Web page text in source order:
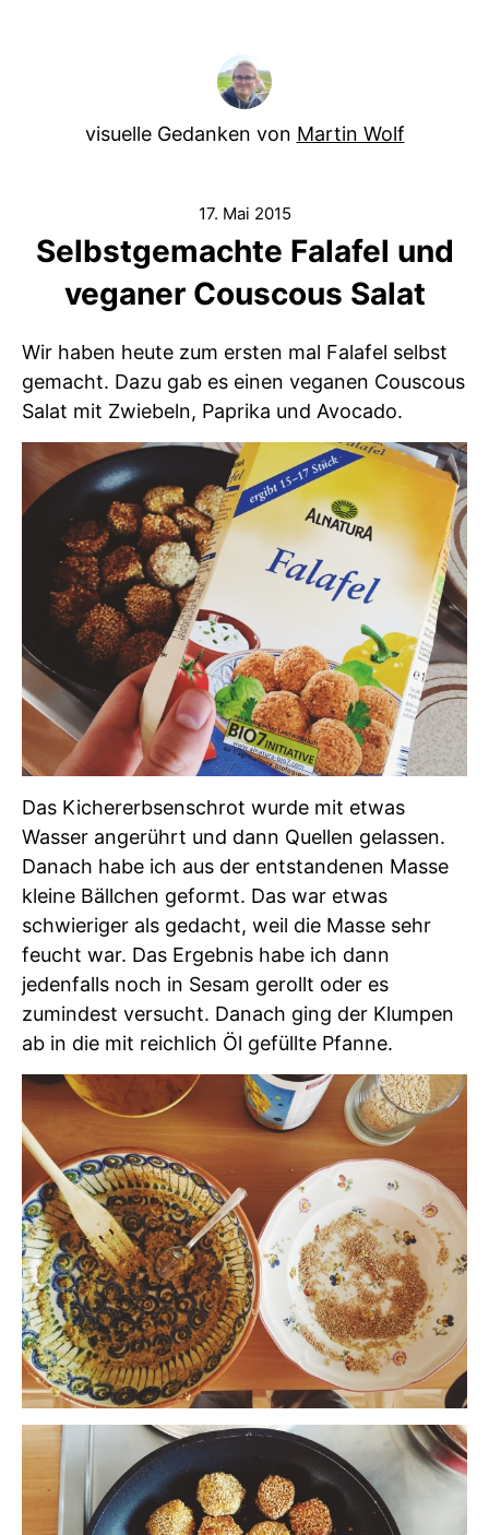
visuelle Gedanken von Martin Wolf
17. Mai 2015
Selbstgemachte Falafel und
veganer Couscous Salat
Wir haben heute zum ersten mal Falafel selbst
gemacht. Dazu gab es einen veganen Couscous
Salat mit Zwiebeln, Paprika und Avocado.
Das Kichererbsenschrot wurde mit etwas
Wasser angerührt und dann Quellen gelassen.
Danach habe ich aus der entstandenen Masse
kleine Bällchen geformt. Das war etwas
schwieriger als gedacht, weil die Masse sehr
feucht war. Das Ergebnis habe ich dann
jedenfalls noch in Sesam gerollt oder es
zumindest versucht. Danach ging der Klumpen
ab in die mit reichlich Öl gefüllte Pfanne.